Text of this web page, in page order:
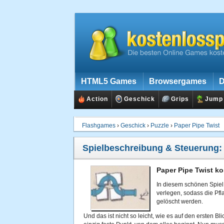
HTML5 Games Browsergames
Action Geschick Grips
Flashgames › Geschick › Puzzle › Paper Pipe Twist
Spielbeschreibung & Steuerung:
Paper Pipe Twist
In diesem schönen
verlegen, sodass die
gelöscht werden.
Und das ist nicht so leicht, wie es auf den ersten